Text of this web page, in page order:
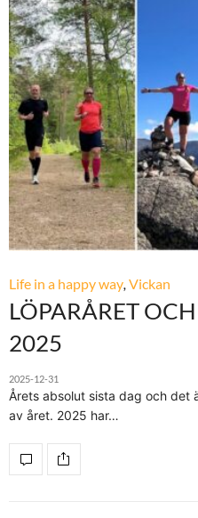
Life in a happy way Vickan
LÖPARÅRET
2025
2025-12-31
Årets absolut sista dag och det
av året. 2025 har…